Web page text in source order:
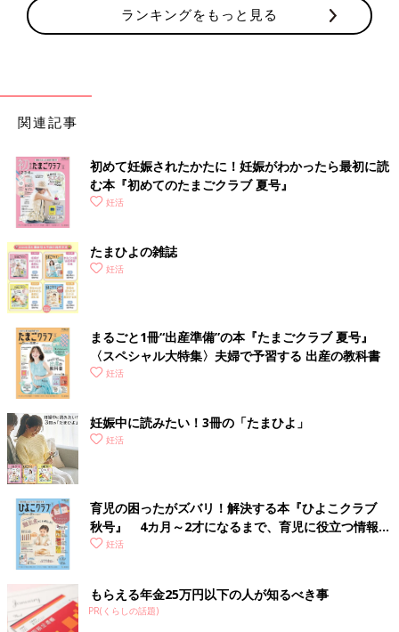
ランキングをもっと見る
関連記事
初めて妊娠されたかたに！妊娠がわかったら最初に読
む本『初めてのたまごクラブ 夏号』
妊活
たまひよの雑誌
妊活
まるごと1冊“出産準備”の本『たまごクラブ 夏号』
〈スペシャル大特集〉夫婦で予習する 出産の教科書
妊活
妊娠中に読みたい！3冊の「たまひよ」
妊活
育児の困ったがズバリ！解決する本『ひよこクラブ
秋号』 4カ月～2才になるまで、育児に役立つ情報が
いっぱい！
妊活
もらえる年金25万円以下の人が知るべき事
PR(くらしの話題)